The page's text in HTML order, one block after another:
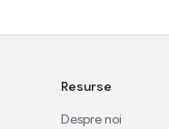
Resurse
Despre noi